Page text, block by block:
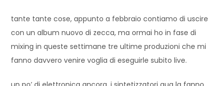
tante tante cose, appunto a febbraio contiamo di uscire
con un album nuovo di zecca, ma ormai ho in fase di
mixing in queste settimane tre ultime produzioni che mi
fanno davvero venire voglia di eseguirle subito live.